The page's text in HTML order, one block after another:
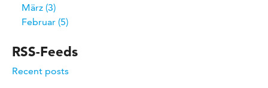
März 3
Februar 5
RSS-Feeds
Recent posts